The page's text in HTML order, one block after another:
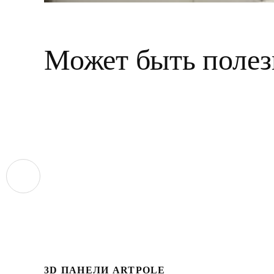
Может быть
3D ПАНЕЛИ ARTPOLE